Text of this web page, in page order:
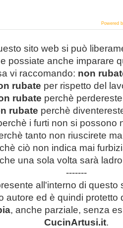
Powered
sito web si può
possiate anche imparare
vi raccomando: non
rubate per rispetto del
rubate perchè
rubate perchè
i furti non si possono
tanto non riuscirete
ciò non indica mai
una sola volta sarà
-------
all'interno di questo
autore ed è quindi protetto
, anche parziale, senza
CucinArtusi.it.